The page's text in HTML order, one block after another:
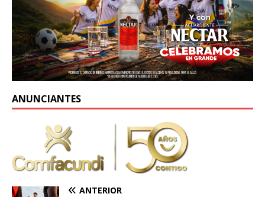
ANUNCIANTES
ANTERIOR